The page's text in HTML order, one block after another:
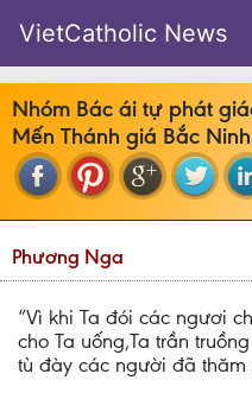
VietCatholic News
Nhóm Bác ái tự phát
Mến Thánh giá Bắc
Phương Nga
“Vì khi Ta đói các ngươi
cho Ta uống,Ta trần
tù đày các người đã thăm